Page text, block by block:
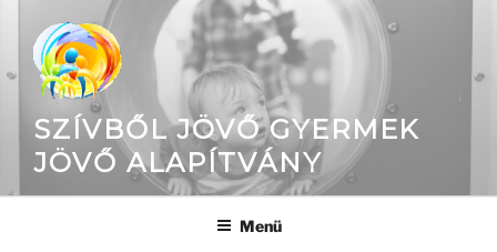
SZÍVBŐL JÖVŐ GYERMEK
JÖVŐ ALAPÍTVÁNY
Menü